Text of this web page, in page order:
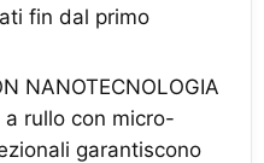
fin dal primo
NANOTECNOLOGIA
a rullo con micro-
garantiscono